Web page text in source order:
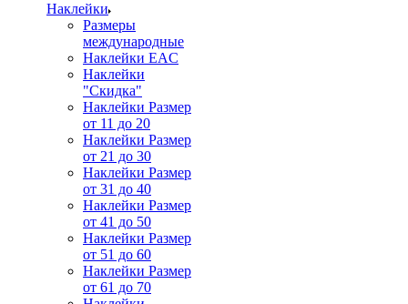
Наклейки
Размеры
международные
Наклейки EAC
Наклейки
"Скидка"
Наклейки Размер
от 11 до 20
Наклейки Размер
от 21 до 30
Наклейки Размер
от 31 до 40
Наклейки Размер
от 41 до 50
Наклейки Размер
от 51 до 60
Наклейки Размер
от 61 до 70